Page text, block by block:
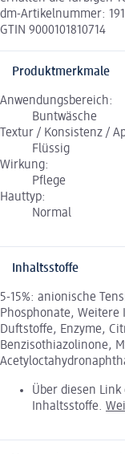
dm-Artikelnummer:
GTIN 9000101810714
Produktmerkmale
Anwendungsbereich:
Buntwäsche
Textur / Konsistenz /
Flüssig
Wirkung:
Pflege
Hauttyp:
Normal
Inhaltsstoffe
5-15%: anionische
Phosphonate,
Duftstoffe, Enzyme,
Benzisothiazolinone,
Über diesen
Inhaltsstoffe.